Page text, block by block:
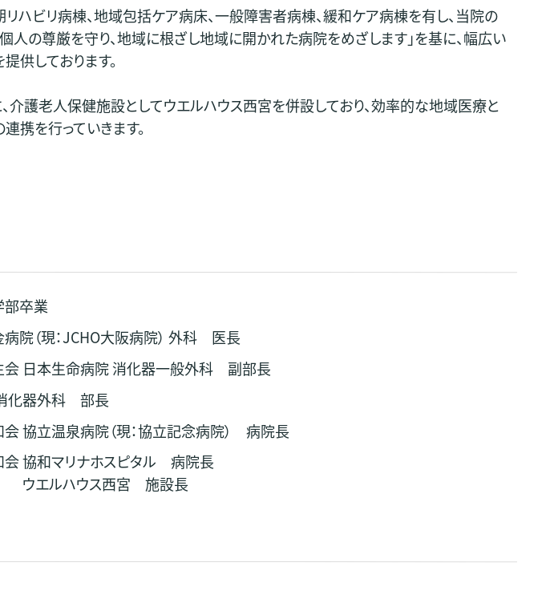
ハビリ病棟、地域包括ケア病床、一般障害者病棟、緩和ケア病棟を有し、当院の
人の尊厳を守り、地域に根ざし地域に開かれた病院をめざします」を基に、幅広い
供しております。
介護老人保健施設としてウエルハウス西宮を併設しており、効率的な地域医療と
携を行っていきます。
部卒業
院（現：JCHO大阪病院） 外科 医長
会 日本生命病院 消化器一般外科 副部長
化器外科 部長
協立温泉病院（現：協立記念病院） 病院長
協和マリナホスピタル 病院長
ウス西宮 施設長